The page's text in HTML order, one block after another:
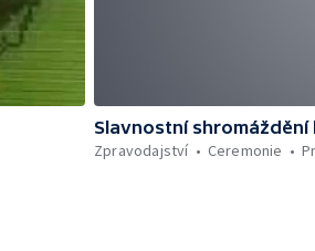
Slavnostní shromáždění
Zpravodajství
Ceremonie